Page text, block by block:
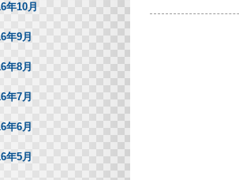
年10月
年9月
年8月
年7月
年6月
年5月